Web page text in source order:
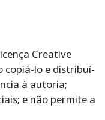
Creative
copiá-lo e distribuí-
à autoria;
e não permite a